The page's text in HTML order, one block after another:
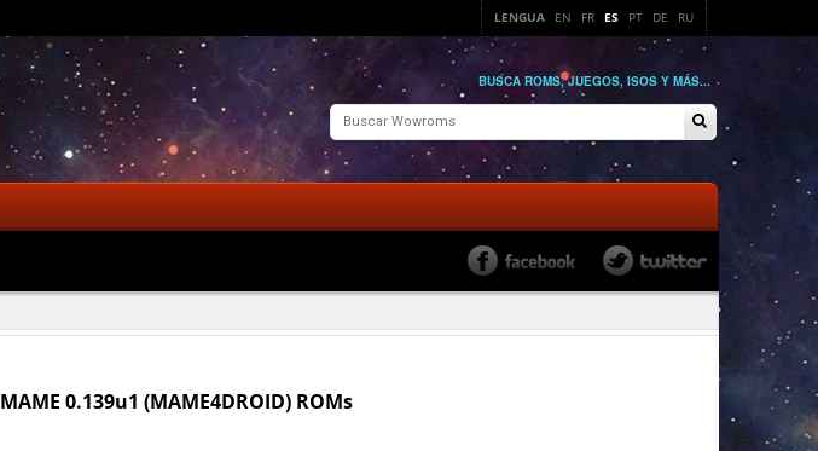
LENGUA EN FR ES PT DE RU
BUSCA ROMS, JUEGOS, ISOS Y MÁS...
MAME 0.139u1 (MAME4DROID) ROMs